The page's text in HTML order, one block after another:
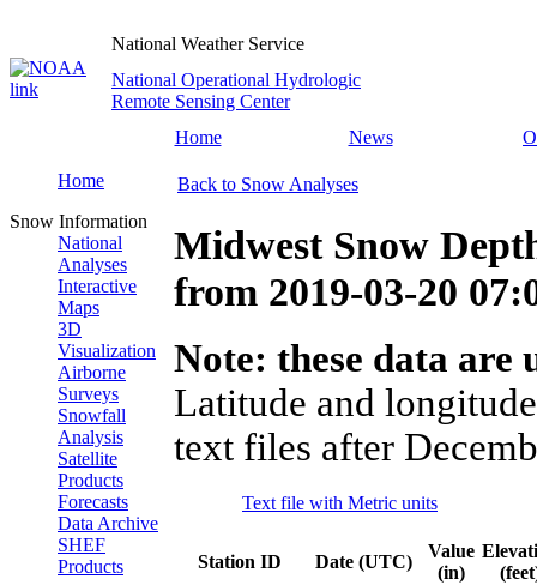
National Weather Service
National Operational Hydrologic
Remote Sensing Center
Home
News
Home
Snow Information
National
Analyses
Interactive
Maps
3D
Visualization
Airborne
Surveys
Snowfall
Analysis
Satellite
Products
Forecasts
Data Archive
SHEF
Products
Back to Snow Analyses
Midwest Snow
from 2019-03-20
Note: these data
Latitude and
text files after
Text file with Metric units
Station ID Date (UTC)
Value
(in)